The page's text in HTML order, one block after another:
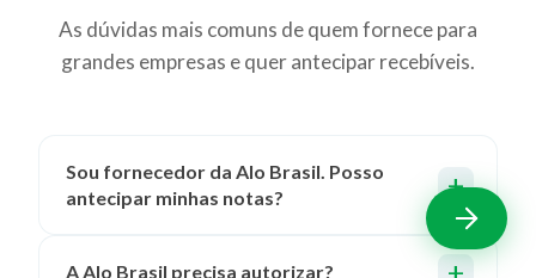
As dúvidas mais comuns de quem fornece para
grandes empresas e quer antecipar recebíveis.
Sou fornecedor da Alo Brasil. Posso
antecipar minhas notas?
A Alo Brasil precisa autorizar?